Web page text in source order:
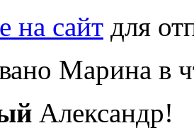
на сайт для
Марина в
Александр!